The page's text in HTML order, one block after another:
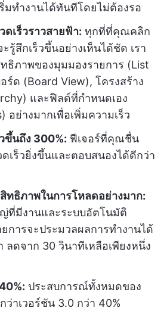
มทำงานได้ทันทีโดยไม่ต้องรอ
เร็วราวสายฟ้า: ทุกที่ที่คุณคลิก
รู้สึกเร็วขึ้นอย่างเห็นได้ชัด เรา
ธิภาพของมุมมองรายการ (List
ร์ด (Board View), โครงสร้าง
และฟิลด์ที่กำหนดเอง
อย่างมากเพื่อเพิ่มความเร็ว
ขึ้นถึง 300%: ฟีเจอร์ที่คุณชื่น
เร็วยิ่งขึ้นและตอบสนองได้ดีกว่า
ทธิภาพในการโหลดอย่างมาก:
ที่มีงานและระบบอัตโนมัติ
การจะประมวลผลการทำงานได้
ลดจาก 30 วินาทีเหลือเพียงหนึ่ง
ประสบการณ์ทั้งหมดของ
ว่าเวอร์ชัน 3.0 กว่า 40%